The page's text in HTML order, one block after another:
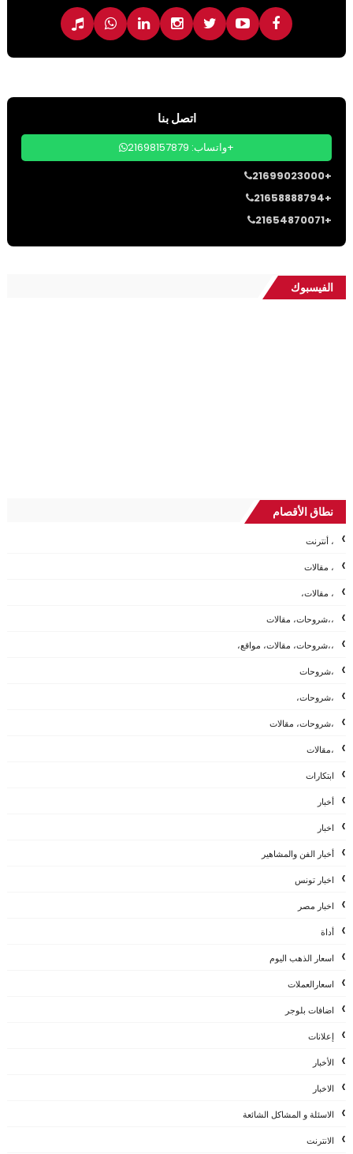
اتصل بنا
واتساب: 21698157879+
21699023000+
21658888794+
21654870071+
الفيسبوك
نطاق الأقصام
، أنترنت
، مقالات
، مقالات،
،،شروحات، مقالات
،،شروحات، مقالات، مواقع،
،شروحات
،شروحات،
،شروحات، مقالات
،مقالات
ابتكارات
أخبار
اخبار
أخبار الفن والمشاهير
اخبار تونس
اخبار مصر
أداة
اسعار الذهب اليوم
اسعارالعملات
اضافات بلوجر
إعلانات
الأخبار
الاخبار
الاسئلة و المشاكل الشائعة
الانترنت